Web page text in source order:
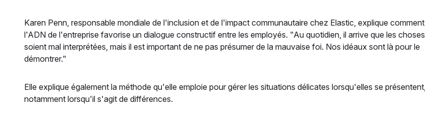
Karen Penn, responsable mondiale de l'inclusion et de l'impact communautaire chez Elastic, explique comment
l'ADN de l'entreprise favorise un dialogue constructif entre les employés. "Au quotidien, il arrive que les choses
soient mal interprétées, mais il est important de ne pas présumer de la mauvaise foi. Nos idéaux sont là pour le
démontrer."
Elle explique également la méthode qu'elle emploie pour gérer les situations délicates lorsqu'elles se présentent,
notamment lorsqu'il s'agit de différences.